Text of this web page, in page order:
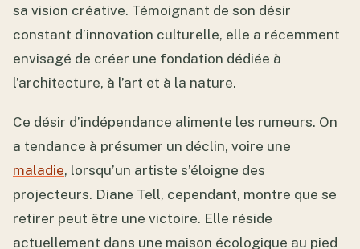
sa vision créative. Témoignant de son désir
constant d’innovation culturelle, elle a récemment
envisagé de créer une fondation dédiée à
l’architecture, à l’art et à la nature.
Ce désir d’indépendance alimente les rumeurs. On
a tendance à présumer un déclin, voire une
maladie, lorsqu’un artiste s’éloigne des
projecteurs. Diane Tell, cependant, montre que se
retirer peut être une victoire. Elle réside
actuellement dans une maison écologique au pied